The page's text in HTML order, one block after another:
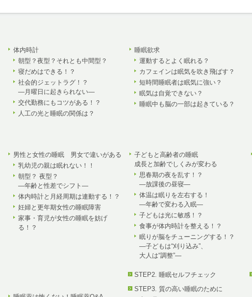
体内時計
朝型？夜型？それとも中間型？
寝だめはできる！？
社会的ジェットラグ！？
—月曜日に起きられない—
交代勤務にもコツがある！？
人工の光と睡眠の関係は？
睡眠欲求
運動するとよく眠れる？
カフェインは眠気を吹き飛ばす？
短時間睡眠者は眠気に強い？
眠気は自覚できない？
睡眠中も脳の一部は起きている？
男性と女性の睡眠 男女で違いがある
乳幼児の親は眠れない！！
朝型？ 夜型？
—年齢と性差でシフト—
体内時計と月経周期は連動する！？
妊婦と更年期女性の睡眠障害
家事・育児が女性の睡眠を妨げ
る！？
子どもと高齢者の睡眠
成長と加齢でしくみが変わる
思春期の夜を乱す！？
—放課後の昼寝—
体温は眠りを左右する！
—年齢で変わる入眠—
子どもは光に敏感！？
食事が体内時計を整える！？
眠りが脳をチューニングする！？
—子どもは“刈り込み”、
大人は“調整”—
STEP2. 睡眠セルフチェック
STEP3. 質の高い睡眠のために